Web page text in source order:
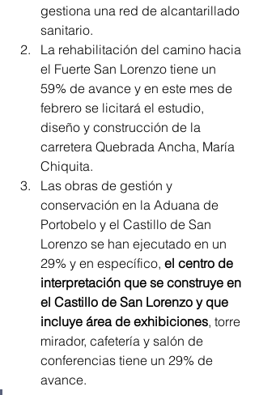
gestiona una red de alcantarillado
sanitario.
La rehabilitación del camino hacia
el Fuerte San Lorenzo tiene un
59% de avance y en este mes de
febrero se licitará el estudio,
diseño y construcción de la
carretera Quebrada Ancha, María
Chiquita.
Las obras de gestión y
conservación en la Aduana de
Portobelo y el Castillo de San
Lorenzo se han ejecutado en un
29% y en específico, el centro de
interpretación que se construye en
el Castillo de San Lorenzo y que
incluye área de exhibiciones, torre
mirador, cafetería y salón de
conferencias tiene un 29% de
avance.